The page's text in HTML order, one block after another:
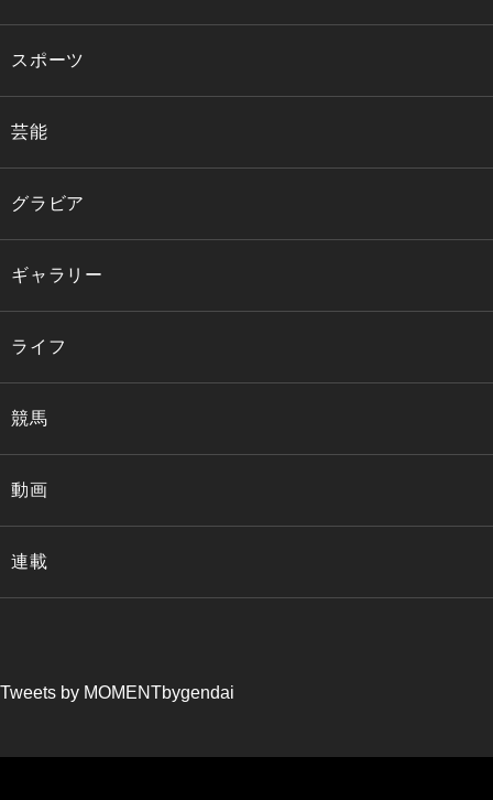
スポーツ
芸能
グラビア
ギャラリー
ライフ
競馬
動画
連載
Tweets by MOMENTbygendai